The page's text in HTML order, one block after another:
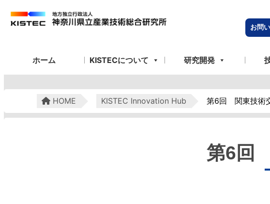
お問
ホーム KISTECについて 研究開発
HOME KISTEC Innovation Hub 第6回 関東技術
第6回